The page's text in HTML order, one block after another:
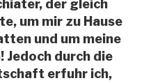
der gleich
um mir zu Hause
und um meine
Jedoch durch die
erfuhr ich,